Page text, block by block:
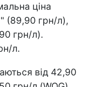
ціна
(89,90 грн/л),
грн/л).
л.
від 42,90